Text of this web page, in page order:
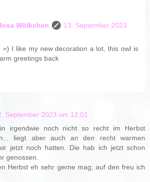
Wölkchen
13. September 2023
=) I like my new decoration a lot, this owl is
greetings back
September 2023 um 12:01
irgendwie noch nicht so recht im Herbst
liegt aber auch an den recht warmen
jetzt noch hatten. Die hab ich jetzt schon
genossen.
Herbst eh sehr gerne mag; auf den freu ich